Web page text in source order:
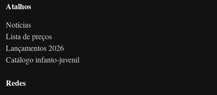
Atalhos
Notícias
Lista de preços
Lançamentos 2026
Catálogo infanto-juvenil
Redes